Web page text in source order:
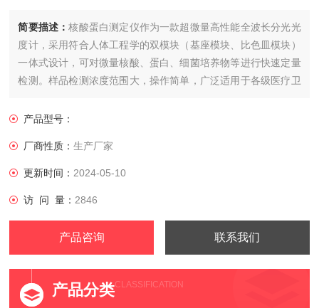
简要描述：核酸蛋白测定仪作为一款超微量高性能全波长分光光
度计，采用符合人体工程学的双模块（基座模块、比色皿模块）
一体式设计，可对微量核酸、蛋白、细菌培养物等进行快速定量
检测。样品检测浓度范围大，操作简单，广泛适用于各级医疗卫
产品型号：
厂商性质：生产厂家
更新时间： 2024-05-10
访 问 量： 2846
产品咨询 联系我们
产品分类CLASSIFICATION